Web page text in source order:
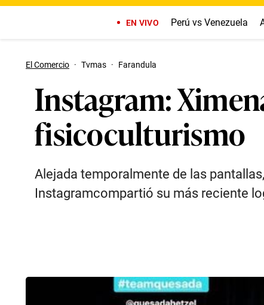
EN VIVO Perú vs Venezuela
El Comercio · Tvmas · Farandula
Instagram:
fisicoculturismo
Alejada temporalmente de las
Instagramcompartió su más reciente